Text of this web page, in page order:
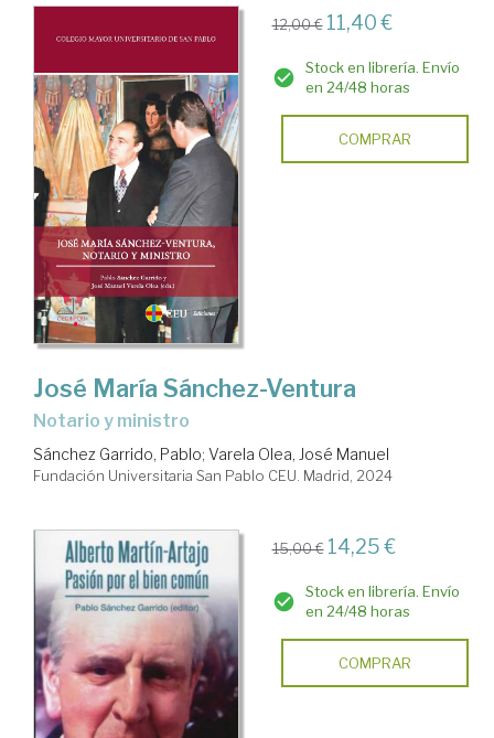
12,00 € 11,40 €
Stock en librería. Envío
en 24/48 horas
COMPRAR
José María Sánchez-Ventura
notario y ministro
Sánchez Garrido, Pablo; Varela Olea, José Manuel
Fundación Universitaria San Pablo CEU. Madrid, 2024
15,00 € 14,25 €
Stock en librería. Envío
en 24/48 horas
COMPRAR